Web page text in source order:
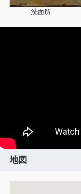
洗面所
地図